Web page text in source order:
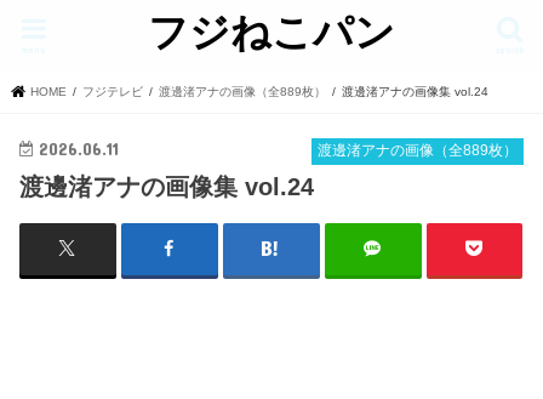
フジねこパン
HOME フジテレビ 渡邊渚アナの画像（全889枚） 渡邊渚アナの画像集 vol.24
渡邊渚アナの画像（全889枚）
2026.06.11
渡邊渚アナの画像集 vol.24